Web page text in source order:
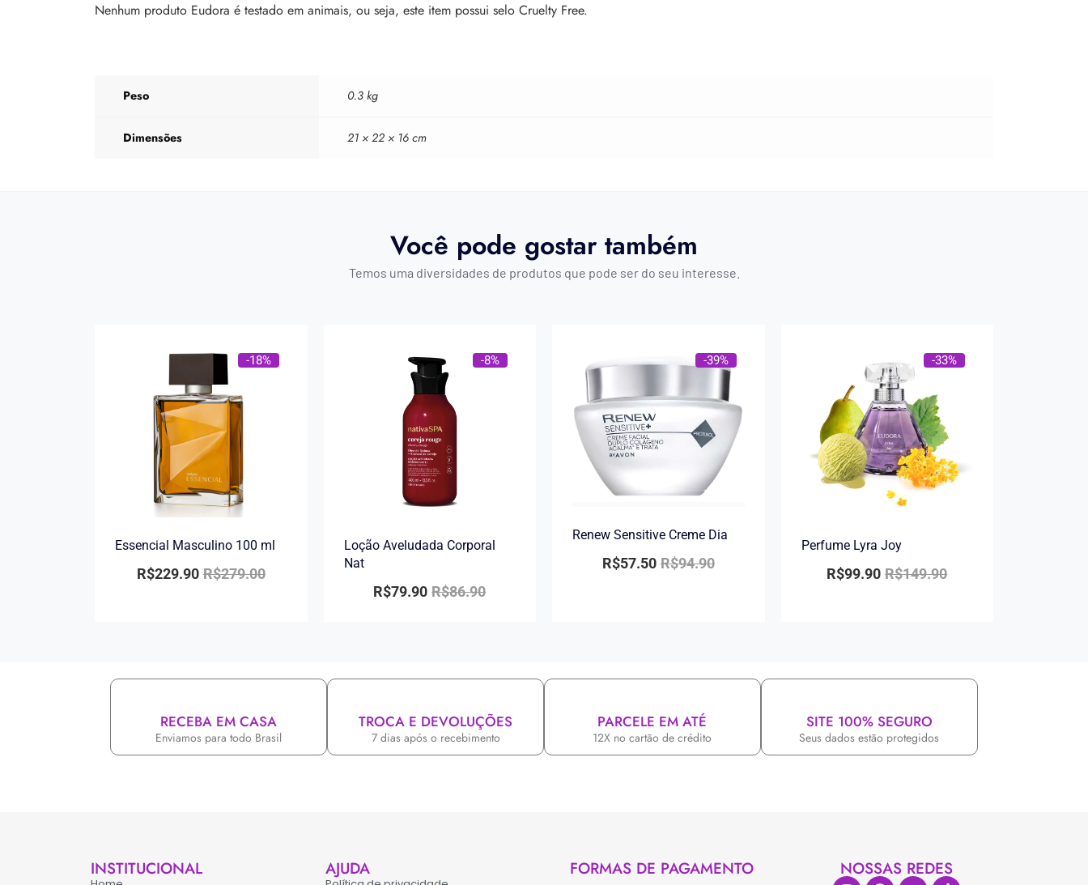
Nenhum produto Eudora é testado em animais, ou seja, este item possui selo Cruelty Free.
Peso 0.3 kg
Dimensões 21 × 22 × 16 cm
Você pode gostar também
Temos uma diversidades de produtos que pode ser do seu interesse.
-18%
Essencial Masculino 100 ml
R$279.00
R$229.90
-8%
Loção Aveludada Corporal
Nat
R$86.90
R$79.90
-39%
Renew Sensitive Creme Dia
R$94.90
R$57.50
-33%
Perfume Lyra Joy
R$149.90
R$99.90
RECEBA EM CASA
Enviamos para todo Brasil
TROCA E DEVOLUÇÕES
7 dias após o recebimento
PARCELE EM ATÉ
12X no cartão de crédito
SITE 100% SEGURO
Seus dados estão protegidos
INSTITUCIONAL AJUDA FORMAS DE PAGAMENTO NOSSAS REDES